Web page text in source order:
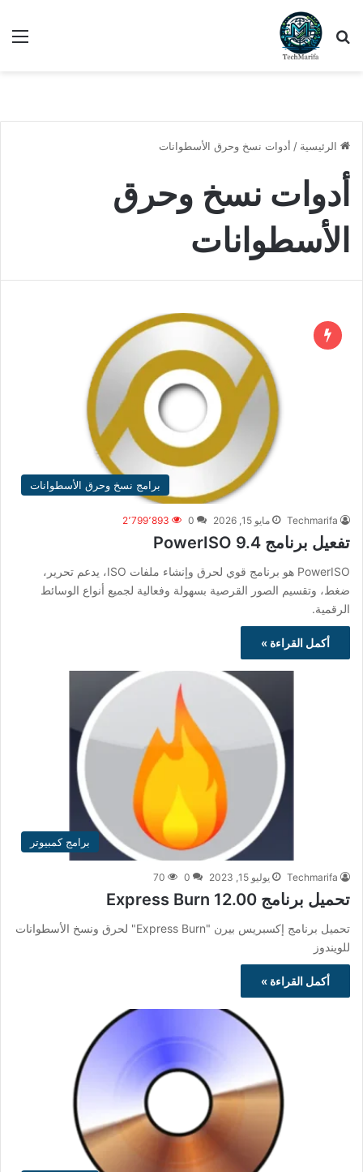
بحث عن
الرئيسية / أدوات نسخ وحرق الأسطوانات
أدوات نسخ وحرق
الأسطوانات
برامج نسخ وحرق الأسطوانات
Techmarifa مايو 15, 2026 0 2٬799٬893
تفعيل برنامج PowerISO 9.4
PowerISO هو برنامج قوي لحرق وإنشاء ملفات ISO، يدعم تحرير،
ضغط، وتقسيم الصور القرصية بسهولة وفعالية لجميع أنواع الوسائط
الرقمية.
أكمل القراءة »
برامج كمبيوتر
Techmarifa يوليو 15, 2023 0
70
تحميل برنامج Express Burn 12.00
تحميل برنامج إكسبريس بيرن "Express Burn" لحرق ونسخ الأسطوانات
للويندوز
أكمل القراءة »